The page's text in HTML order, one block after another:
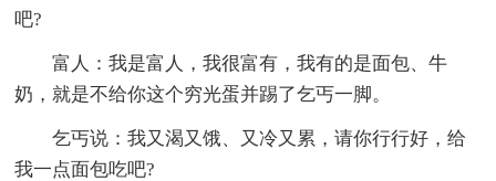
吧?
富人：我是富人，我很富有，我有的是面包、牛
奶，就是不给你这个穷光蛋并踢了乞丐一脚。
乞丐说：我又渴又饿、又冷又累，请你行行好，给
我一点面包吃吧?